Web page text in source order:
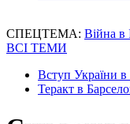
СПЕЦТЕМА: Війна в
ВСІ ТЕМИ
Вступ України
Теракт в